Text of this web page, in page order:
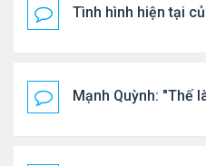
Tình hình hiện tại
Mạnh Quỳnh: "Thế là